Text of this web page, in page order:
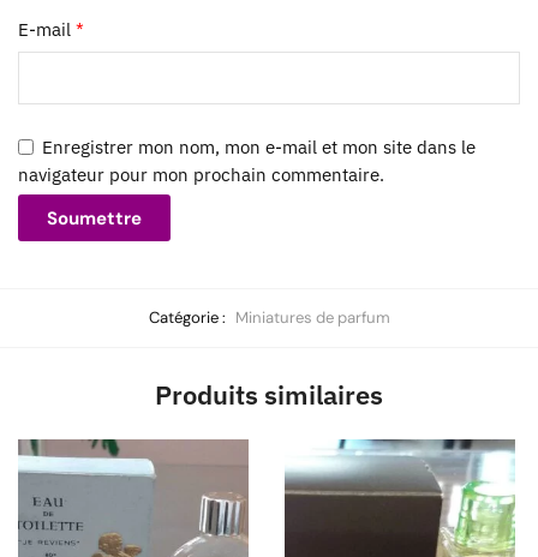
E-mail *
Enregistrer mon nom, mon e-mail et mon site dans le
navigateur pour mon prochain commentaire.
Catégorie : Miniatures de parfum
Produits similaires